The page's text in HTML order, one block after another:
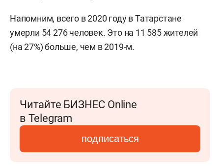
Напомним, всего в 2020 году в Татарстане
умерли 54 276 человек. Это на 11 585 жителей
(на 27%) больше, чем в 2019-м.
Читайте БИЗНЕС Online
в Telegram
подписаться